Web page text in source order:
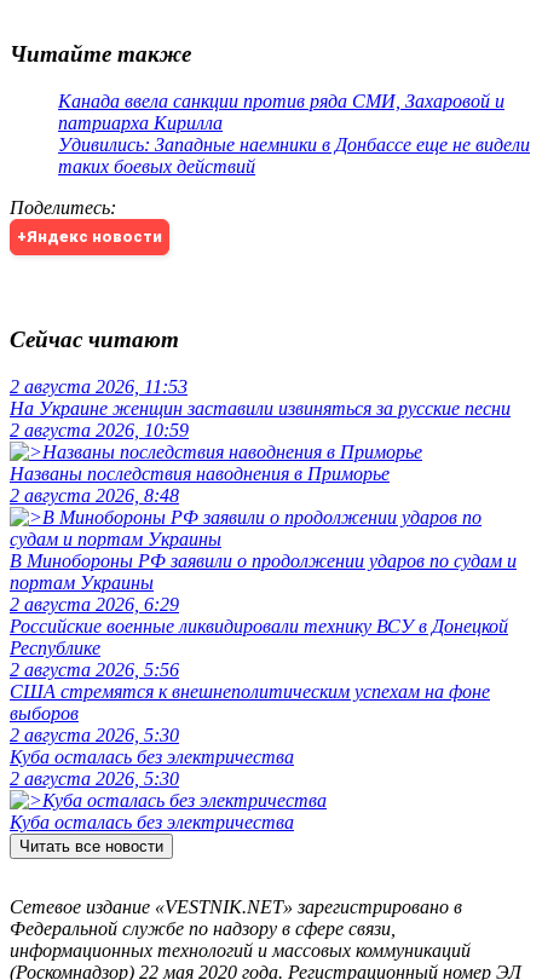
Читайте также
Канада ввела санкции против ряда СМИ, Захаровой и
патриарха Кирилла
Удивились: Западные наемники в Донбассе еще не видели
таких боевых действий
Поделитесь:
+Яндекс новости
Сейчас читают
2 августа 2026, 11:53
На Украине женщин заставили извиняться за русские песни
2 августа 2026, 10:59
Названы последствия наводнения в Приморье
2 августа 2026, 8:48
В Минобороны РФ заявили о продолжении ударов по судам и
портам Украины
2 августа 2026, 6:29
Российские военные ликвидировали технику ВСУ в Донецкой
Республике
2 августа 2026, 5:56
США стремятся к внешнеполитическим успехам на фоне
выборов
2 августа 2026, 5:30
Куба осталась без электричества
2 августа 2026, 5:30
Куба осталась без электричества
Читать все новости
Сетевое издание «VESTNIK.NET» зарегистрировано в
Федеральной службе по надзору в сфере связи,
информационных технологий и массовых коммуникаций
(Роскомнадзор) 22 мая 2020 года. Регистрационный номер ЭЛ